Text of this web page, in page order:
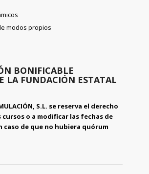
modos propios
BONIFICABLE
LA FUNDACIÓN ESTATAL
S.L. se reserva el derecho
cursos o a modificar las fechas de
caso de que no hubiera quórum